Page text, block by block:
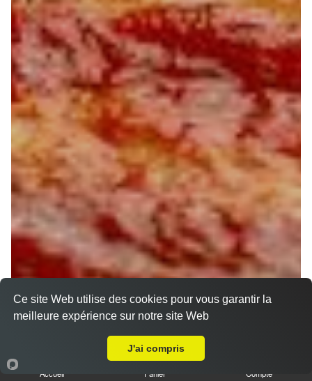
Accueil Panier Compte
Ce site Web utilise des cookies pour vous garantir la
meilleure expérience sur notre site Web
J'ai compris